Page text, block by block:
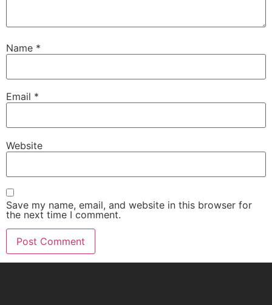
Name *
Email *
Website
Save my name, email, and website in this browser for
the next time I comment.